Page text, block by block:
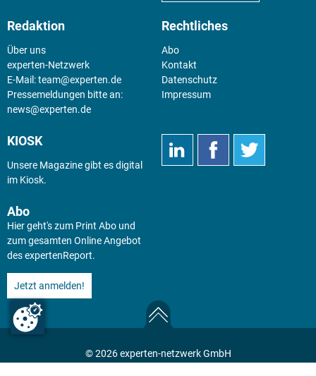
Redaktion
Über uns
experten-Netzwerk
E-Mail:team@experten.de
Pressemeldungen bitte an:
news@experten.de
Rechtliches
Abo
Kontakt
Datenschutz
Impressum
KIOSK
Unsere Magazine gibt es digital
im Kiosk.
Abo
Hier geht's zum Print Abo und
zum gesamten Online Angebot
des expertenReport.
Jetzt anmelden!
© 2026 experten-netzwerk GmbH